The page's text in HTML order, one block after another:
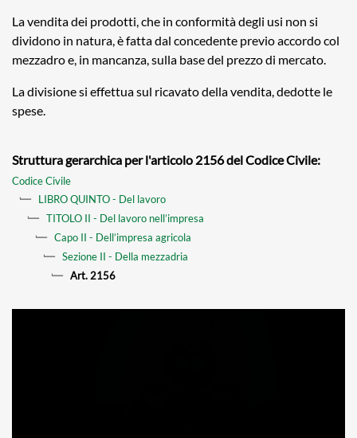
La vendita dei prodotti, che in conformità degli usi non si
dividono in natura, è fatta dal concedente previo accordo col
mezzadro e, in mancanza, sulla base del prezzo di mercato.
La divisione si effettua sul ricavato della vendita, dedotte le
spese.
Struttura gerarchica per l'articolo 2156 del Codice Civile:
Codice Civile
LIBRO QUINTO - Del lavoro
TITOLO II - Del lavoro nell’impresa
Capo II - Dell’impresa agricola
Sezione II - Della mezzadria
Art. 2156